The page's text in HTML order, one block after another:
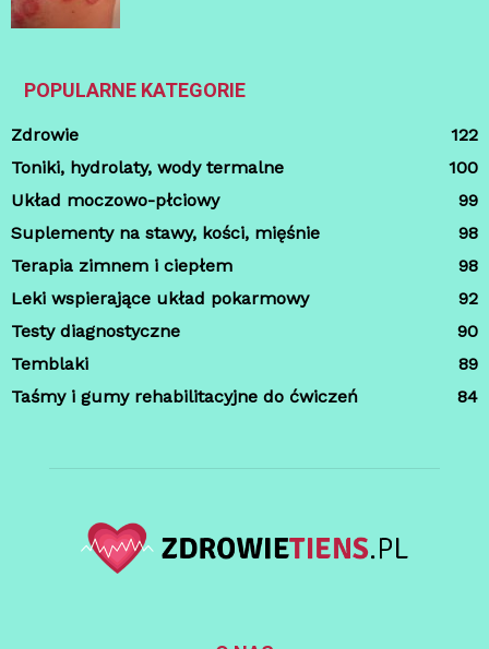
POPULARNE KATEGORIE
Zdrowie
122
Toniki, hydrolaty, wody termalne
100
Układ moczowo-płciowy
99
Suplementy na stawy, kości, mięśnie
98
Terapia zimnem i ciepłem
98
Leki wspierające układ pokarmowy
92
Testy diagnostyczne
90
Temblaki
89
Taśmy i gumy rehabilitacyjne do ćwiczeń
84